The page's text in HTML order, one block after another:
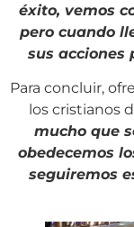
éxito, vemos
pero cuando
sus acciones
Para concluir,
los cristianos
mucho que
obedecemos
seguiremos